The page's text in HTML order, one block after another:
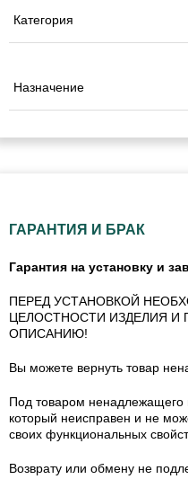
Категория
Назначение
ГАРАНТИЯ И БРАК
Гарантия на установку и
ПЕРЕД УСТАНОВКОЙ
ЦЕЛОСТНОСТИ ИЗДЕЛИЯ И
ОПИСАНИЮ!
Вы можете вернуть товар
Под товаром ненадлежащего
который неисправен и не
своих функциональных
Возврату или обмену не